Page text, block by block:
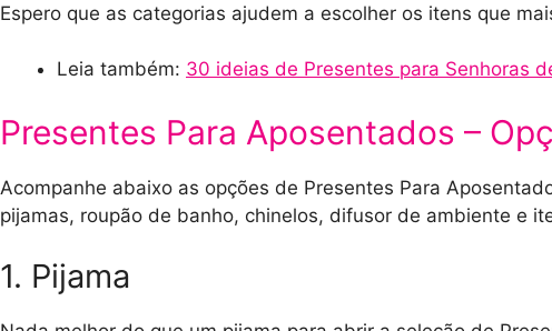
Espero que as categorias ajudem a escolher os itens que
Leia também: 30 ideias de Presentes para Senhoras
Presentes Para Aposentados –
Acompanhe abaixo as opções de Presentes Para
pijamas, roupão de banho, chinelos, difusor de ambiente e
1. Pijama